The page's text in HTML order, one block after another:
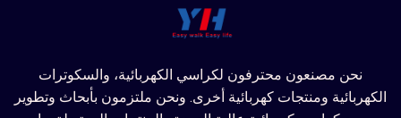
نحن مصنعون محترفون لكراسي الكهربائية، والسكوترات
الكهربائية ومنتجات كهربائية أخرى. ونحن ملتزمون بأبحاث وتطوير